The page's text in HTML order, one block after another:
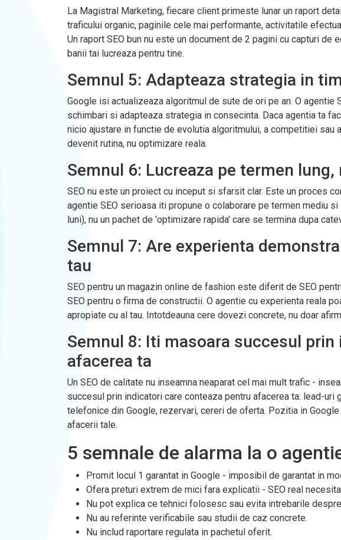
La Magistral Marketing, fiecare client primeste lunar un raport
traficului organic, paginile cele mai performante, activitatile
Un raport SEO bun nu este un document de 2 pagini cu capturi de
banii tai lucreaza pentru tine.
Semnul 5: Adapteaza strategia in
Google isi actualizeaza algoritmul de sute de ori pe an. O
schimbari si adapteaza strategia in consecinta. Daca agentia ta
nicio ajustare in functie de evolutia algoritmului, a competitiei
devenit rutina, nu optimizare reala.
Semnul 6: Lucreaza pe termen lung,
SEO nu este un proiect cu inceput si sfarsit clar. Este un proces
agentie SEO serioasa iti propune o colaborare pe termen mediu
luni), nu un pachet de 'optimizare rapida' care se termina dupa
Semnul 7: Are experienta
tau
SEO pentru un magazin online de fashion este diferit de SEO
SEO pentru o firma de constructii. O agentie cu experienta reala
apropiate cu al tau. Intotdeauna cere dovezi concrete, nu doar
Semnul 8: Iti masoara succesul
afacerea ta
Un SEO de calitate nu inseamna neaparat cel mai mult trafic -
succesul prin indicatori care conteaza pentru afacerea ta: lead-uri
telefonice din Google, rezervari, cereri de oferta. Pozitia in
afacerii tale.
5 semnale de alarma la o
Promit locul 1 garantat in Google - imposibil de garantat in
Ofera preturi extrem de mici fara explicatii - SEO real
Nu pot explica ce tehnici folosesc sau evita intrebarile
Nu au referinte verificabile sau studii de caz concrete.
Nu includ raportare regulata in pachetul oferit.